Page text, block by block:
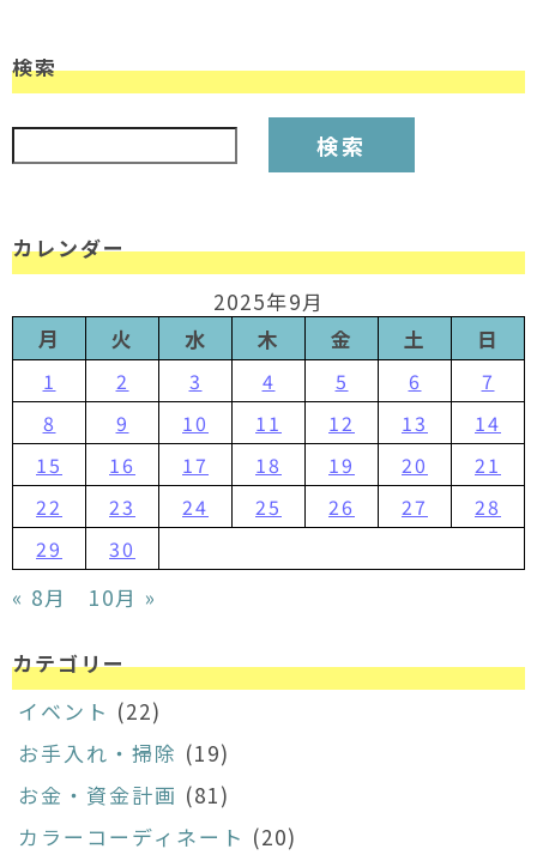
検索
検索:
カレンダー
2025年9月
月
火 水 木 金 土 日
1 2 3 4 5 6
7
8
9 10 11 12 13
14
15
16 17 18 19 20
21
22
23 24 25 26 27
28
29
30
« 8月 10月 »
カテゴリー
イベント (22)
お手入れ・掃除 (19)
お金・資金計画 (81)
カラーコーディネート (20)